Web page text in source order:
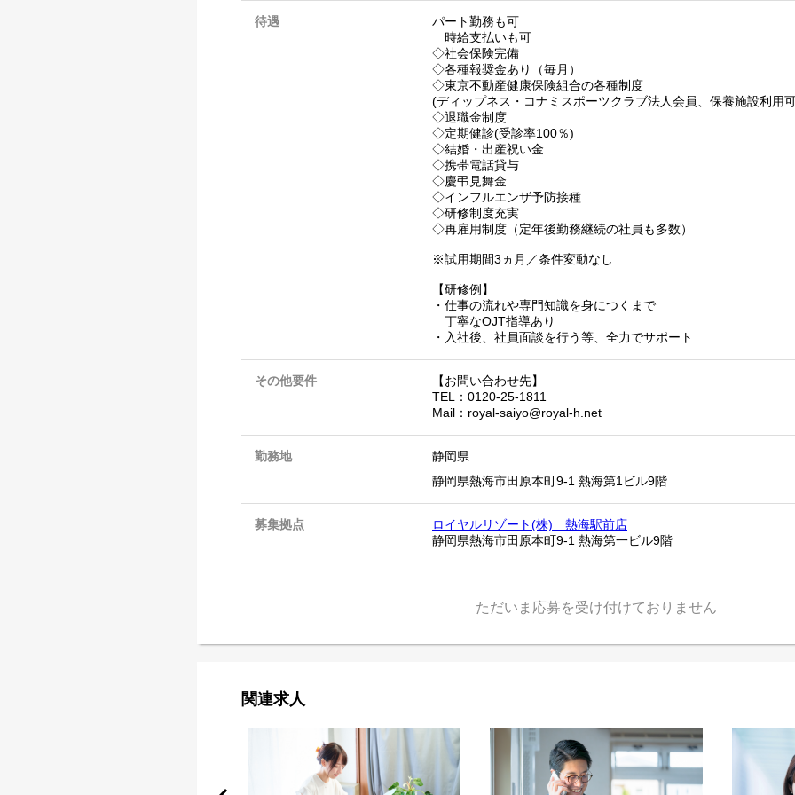
待遇
パート勤務も可
時給支払いも可
◇社会保険完備
◇各種報奨金あり（毎月）
◇東京不動産健康保険組合の各種制度
(ディップネス・コナミスポーツクラブ法人会員、保養施設利用
◇退職金制度
◇定期健診(受診率100％)
◇結婚・出産祝い金
◇携帯電話貸与
◇慶弔見舞金
◇インフルエンザ予防接種
◇研修制度充実
◇再雇用制度（定年後勤務継続の社員も多数）
※試用期間3ヵ月／条件変動なし
【研修例】
・仕事の流れや専門知識を身につくまで
丁寧なOJT指導あり
・入社後、社員面談を行う等、全力でサポート
その他要件
【お問い合わせ先】
TEL：0120-25-1811
Mail：royal-saiyo@royal-h.net
勤務地
静岡県
静岡県熱海市田原本町9-1 熱海第1ビル9階
募集拠点
ロイヤルリゾート(株) 熱海駅前店
静岡県熱海市田原本町9-1 熱海第一ビル9階
ただいま応募を受け付けておりません
関連求人